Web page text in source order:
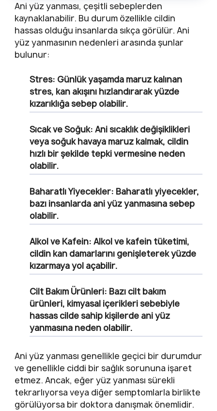
Ani yüz yanması, çeşitli sebeplerden
kaynaklanabilir. Bu durum özellikle cildin
hassas olduğu insanlarda sıkça görülür. Ani
yüz yanmasının nedenleri arasında şunlar
bulunur:
Stres: Günlük yaşamda maruz kalınan
stres, kan akışını hızlandırarak yüzde
kızarıklığa sebep olabilir.
Sıcak ve Soğuk: Ani sıcaklık değişiklikleri
veya soğuk havaya maruz kalmak, cildin
hızlı bir şekilde tepki vermesine neden
olabilir.
Baharatlı Yiyecekler: Baharatlı yiyecekler,
bazı insanlarda ani yüz yanmasına sebep
olabilir.
Alkol ve Kafein: Alkol ve kafein tüketimi,
cildin kan damarlarını genişleterek yüzde
kızarmaya yol açabilir.
Cilt Bakım Ürünleri: Bazı cilt bakım
ürünleri, kimyasal içerikleri sebebiyle
hassas cilde sahip kişilerde ani yüz
yanmasına neden olabilir.
Ani yüz yanması genellikle geçici bir durumdur
ve genellikle ciddi bir sağlık sorununa işaret
etmez. Ancak, eğer yüz yanması sürekli
tekrarlıyorsa veya diğer semptomlarla birlikte
görülüyorsa bir doktora danışmak önemlidir.